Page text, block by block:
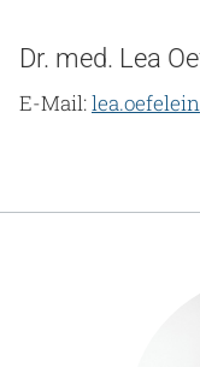
Dr. med. Lea
E-Mail: